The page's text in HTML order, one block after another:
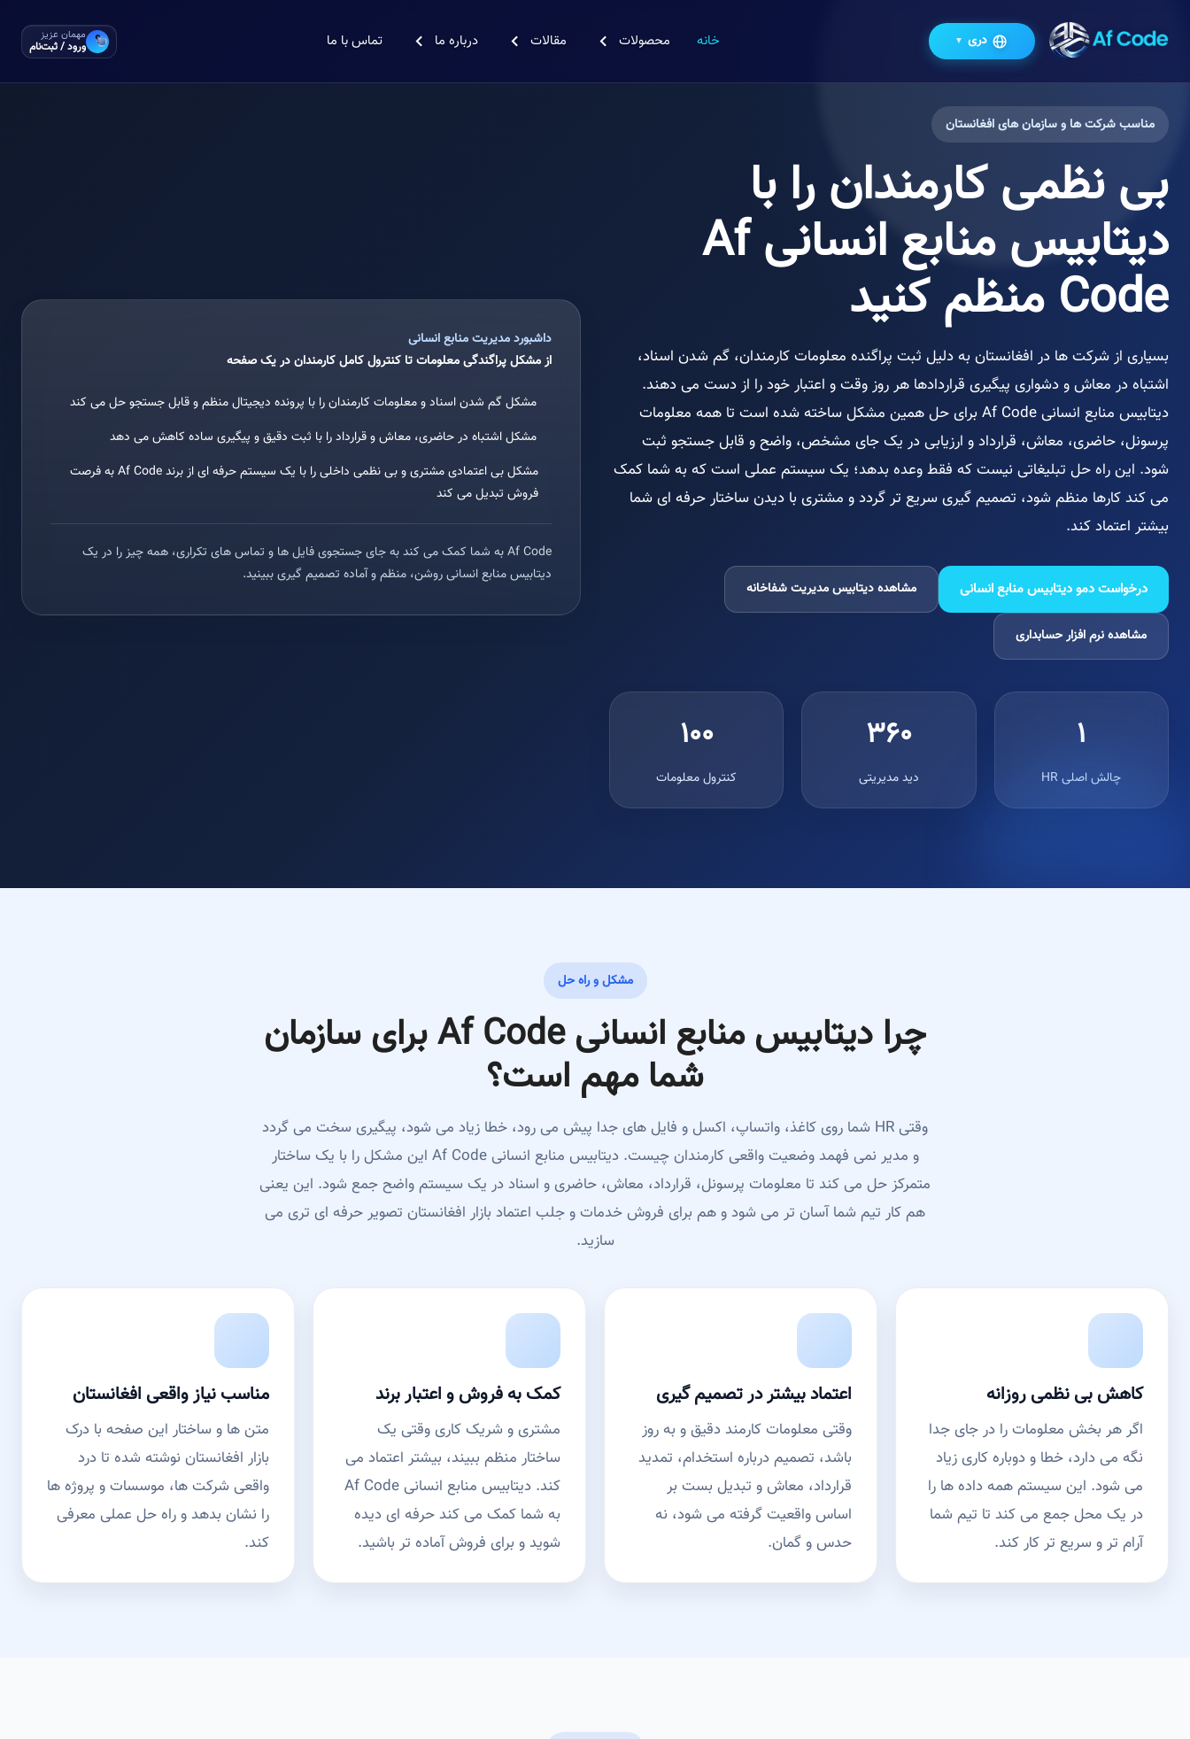
دری ▼ خانه محصولات مقالات درباره ما تماس با ما ؟ مهمان عزیز
ورود / ثبت‌نام
مناسب شرکت ها و سازمان های افغانستان
بی نظمی کارمندان را با
دیتابیس منابع انسانی Af
Code منظم کنید
بسیاری از شرکت ها در افغانستان به دلیل ثبت پراگنده معلومات کارمندان، گم شدن اسناد،
اشتباه در معاش و دشواری پیگیری قراردادها هر روز وقت و اعتبار خود را از دست می دهند.
دیتابیس منابع انسانی Af Code برای حل همین مشکل ساخته شده است تا همه معلومات
پرسونل، حاضری، معاش، قرارداد و ارزیابی در یک جای مشخص، واضح و قابل جستجو ثبت
شود. این راه حل تبلیغاتی نیست که فقط وعده بدهد؛ یک سیستم عملی است که به شما کمک
می کند کارها منظم شود، تصمیم گیری سریع تر گردد و مشتری با دیدن ساختار حرفه ای شما
بیشتر اعتماد کند.
درخواست دمو دیتابیس منابع انسانی مشاهده دیتابیس مدیریت شفاخانه
مشاهده نرم افزار حسابداری
1
چالش اصلی HR
360
دید مدیریتی
100
کنترول معلومات
داشبورد مدیریت منابع انسانی
از مشکل پراگندگی معلومات تا کنترول کامل کارمندان در یک صفحه
مشکل گم شدن اسناد و معلومات کارمندان را با پرونده دیجیتال منظم و قابل جستجو حل می کند
مشکل اشتباه در حاضری، معاش و قرارداد را با ثبت دقیق و پیگیری ساده کاهش می دهد
مشکل بی اعتمادی مشتری و بی نظمی داخلی را با یک سیستم حرفه ای از برند Af Code به فرصت
فروش تبدیل می کند
Af Code به شما کمک می کند به جای جستجوی فایل ها و تماس های تکراری، همه چیز را در یک
دیتابیس منابع انسانی روشن، منظم و آماده تصمیم گیری ببینید.
مشکل و راه حل
چرا دیتابیس منابع انسانی Af Code برای سازمان
شما مهم است؟
وقتی HR شما روی کاغذ، واتساپ، اکسل و فایل های جدا پیش می رود، خطا زیاد می شود، پیگیری سخت می گردد
و مدیر نمی فهمد وضعیت واقعی کارمندان چیست. دیتابیس منابع انسانی Af Code این مشکل را با یک ساختار
متمرکز حل می کند تا معلومات پرسونل، قرارداد، معاش، حاضری و اسناد در یک سیستم واضح جمع شود. این یعنی
هم کار تیم شما آسان تر می شود و هم برای فروش خدمات و جلب اعتماد بازار افغانستان تصویر حرفه ای تری می
سازید.
کاهش بی نظمی روزانه
اگر هر بخش معلومات را در جای جدا
نگه می دارد، خطا و دوباره کاری زیاد
می شود. این سیستم همه داده ها را
در یک محل جمع می کند تا تیم شما
آرام تر و سریع تر کار کند.
اعتماد بیشتر در تصمیم گیری
وقتی معلومات کارمند دقیق و به روز
باشد، تصمیم درباره استخدام، تمدید
قرارداد، معاش و تبدیل بست بر
اساس واقعیت گرفته می شود، نه
حدس و گمان.
کمک به فروش و اعتبار برند
مشتری و شریک کاری وقتی یک
ساختار منظم ببیند، بیشتر اعتماد می
کند. دیتابیس منابع انسانی Af Code
به شما کمک می کند حرفه ای دیده
شوید و برای فروش آماده تر باشید.
مناسب نیاز واقعی افغانستان
متن ها و ساختار این صفحه با درک
بازار افغانستان نوشته شده تا درد
واقعی شرکت ها، موسسات و پروژه ها
را نشان بدهد و راه حل عملی معرفی
کند.